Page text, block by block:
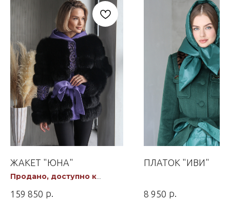
ЖАКЕТ "ЮНА"
Продано, доступно к
159 850 р.
ПЛАТОК "ИВИ"
8 950 р.